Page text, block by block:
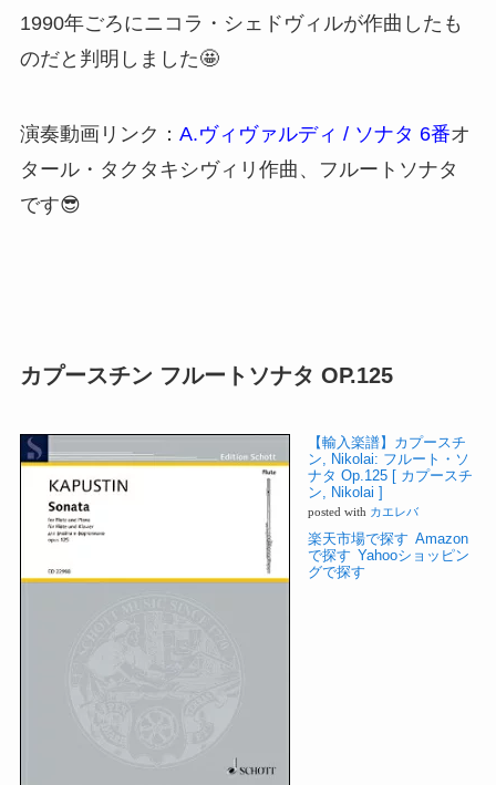
1990年ごろにニコラ・シェドヴィルが作曲したも
のだと判明しました🤩
演奏動画リンク： A.ヴィヴァルディ / ソナタ 6番オ
タール・タクタキシヴィリ作曲、フルートソナタ
です😎
カプースチン フルートソナタ OP.125
【輸入楽譜】カプースチ
ン, Nikolai: フルート・ソ
ナタ Op.125 [ カプースチ
ン, Nikolai ]
posted with カエレバ
楽天市場で探す Amazon
で探す Yahooショッピン
グで探す